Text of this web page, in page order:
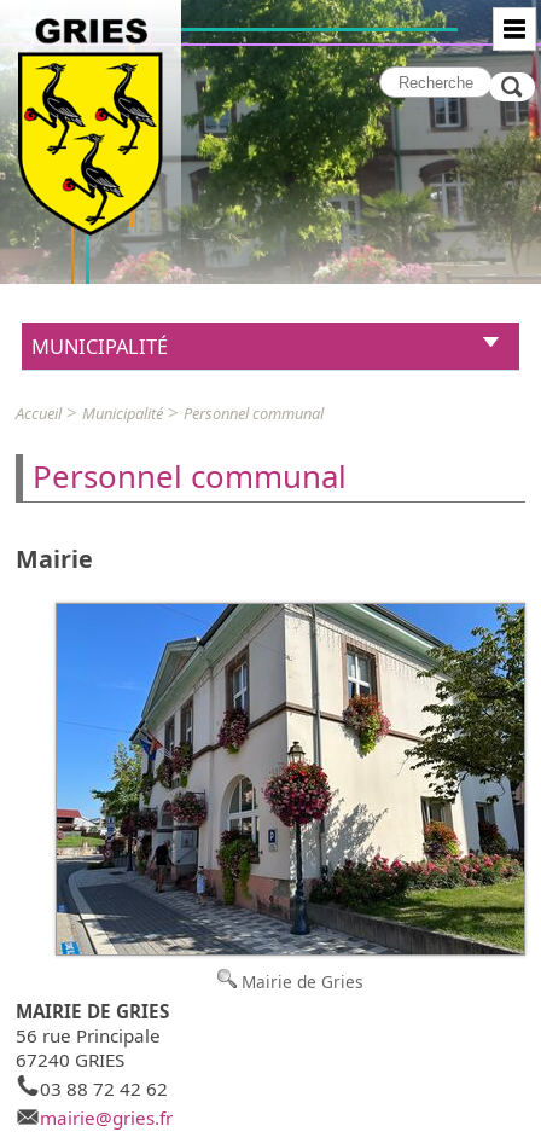
MUNICIPALITÉ
Accueil> Municipalité > Personnel communal
Personnel communal
Mairie
Mairie de Gries
MAIRIE DE GRIES
56 rue Principale
67240 GRIES
03 88 72 42 62
mairie@gries.fr